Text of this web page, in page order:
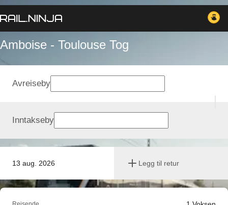
Amboise - Toulouse Tog
13 aug. 2026 Legg til retur
Avreiseby
Inntakseby